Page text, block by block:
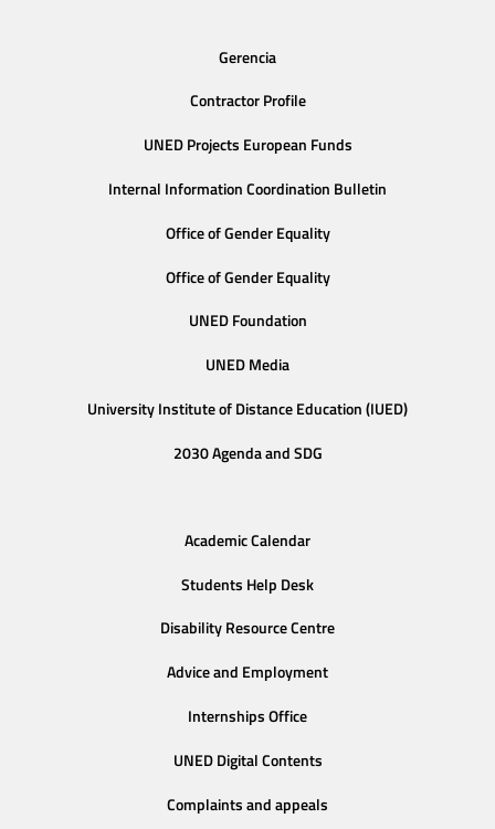
Gerencia
Contractor Profile
UNED Projects European Funds
Internal Information Coordination Bulletin
Office of Gender Equality
Office of Gender Equality
UNED Foundation
UNED Media
University Institute of Distance Education (IUED)
2030 Agenda and SDG
Academic Calendar
Students Help Desk
Disability Resource Centre
Advice and Employment
Internships Office
UNED Digital Contents
Complaints and appeals